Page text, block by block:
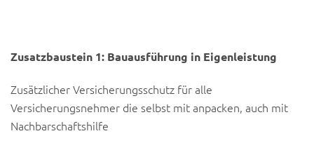
Zusatzbaustein 1: Bauausführung in Eigenleistung
Zusätzlicher Versicherungsschutz für alle
Versicherungsnehmer die selbst mit anpacken, auch mit
Nachbarschaftshilfe